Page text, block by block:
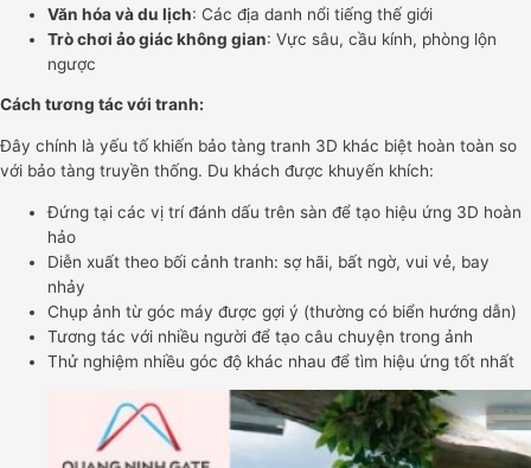
Văn hóa và du lịch: Các địa danh nổi tiếng thế giới
Trò chơi ảo giác không gian: Vực sâu, cầu kính, phòng lộn
ngược
Cách tương tác với tranh:
Đây chính là yếu tố khiến bảo tàng tranh 3D khác biệt hoàn toàn so
với bảo tàng truyền thống. Du khách được khuyến khích:
Đứng tại các vị trí đánh dấu trên sàn để tạo hiệu ứng 3D hoàn
hảo
Diễn xuất theo bối cảnh tranh: sợ hãi, bất ngờ, vui vẻ, bay
nhảy
Chụp ảnh từ góc máy được gợi ý (thường có biển hướng dẫn)
Tương tác với nhiều người để tạo câu chuyện trong ảnh
Thử nghiệm nhiều góc độ khác nhau để tìm hiệu ứng tốt nhất